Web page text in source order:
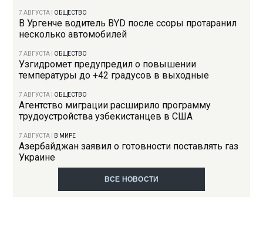
7 АВГУСТА ОБЩЕСТВО
В Ургенче водитель BYD после ссоры протаранил
несколько автомобилей
7 АВГУСТА ОБЩЕСТВО
Узгидромет предупредил о повышении
температуры до +42 градусов в выходные
7 АВГУСТА ОБЩЕСТВО
Агентство миграции расширило программу
трудоустройства узбекистанцев в США
7 АВГУСТА В МИРЕ
Азербайджан заявил о готовности поставлять газ
Украине
ВСЕ НОВОСТИ